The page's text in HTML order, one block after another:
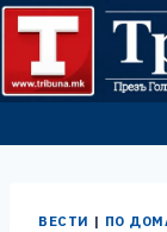
Skip
content
ВЕСТИ | ПО